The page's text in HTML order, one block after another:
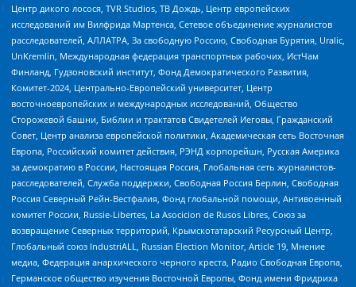
Центр дикого лосося, TVR Studios, ТВ Дождь, Центр европейских
исследований им Вилфрида Мартенса, Сетевое объединение журналистов
расследователей, АЛЛАТРА, За свободную Россию, Свободная Бурятия, Uralic,
UnKremlin, Международная федерация транспортных рабочих, ИстЧам
Финланд, Гудзоновский институт, Фонд Демократического Развития,
Комитет-2024, Центрально-Европейский университет, Центр
восточноевропейских и международных исследований, Общество
Сторожевой башни, Библии и трактатов Свидетелей Иеговы, Гражданский
Совет, Центр анализа европейской политики, Академическая сеть Восточная
Европа, Российский комитет действия, РЭНД корпорейшн, Русская Америка
за демократию в России, Настоящая Россия, Глобальная сеть журналистов-
расследователей, Служба поддержки, Свободная Россия Берлин, Свободная
Россия Северный Рейн-Вестфалия, Фонд глобальной помощи, Антивоенный
комитет России, Russie-Libertes, La Asocicion de Rusos Libres, Союз за
возвращение Северных территорий, Крымскотатарский Ресурсный Центр,
Глобальный союз IndustriALL, Russian Election Monitor, Article 19, Мнение
медиа, Федерация анархического черного креста, Радио Свободная Европа,
Германское общество изучения Восточной Европы, Фонд имени Фридриха